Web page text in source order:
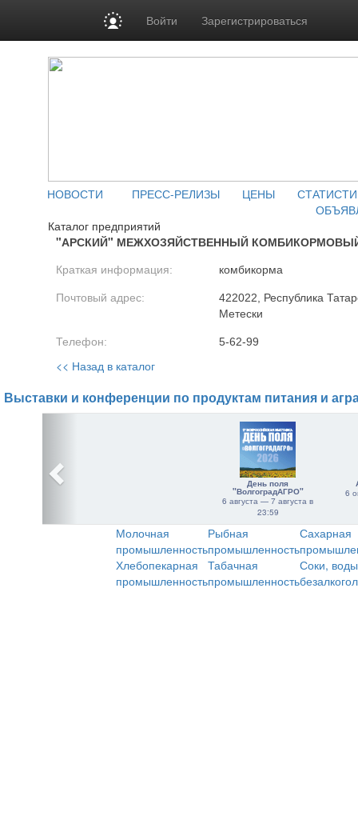
Войти Зарегистрироваться
НОВОСТИ ПРЕСС-РЕЛИЗЫ ЦЕНЫ
Каталог предприятий
"АРСКИЙ" МЕЖХОЗЯЙСТВЕННЫЙ
Краткая информация: комбикорма
Почтовый адрес:
422022, Республика
Метески
Телефон: 5-62-99
<< Назад в каталог
Выставки и конференции по продуктам питания и
День поля
"ВолгоградАГРО"
6 августа — 7 августа в
23:59
6
Молочная
промышленность
Рыбная
промышленность
Сахарная
Хлебопекарная
промышленность
Табачная
промышленность
Соки,